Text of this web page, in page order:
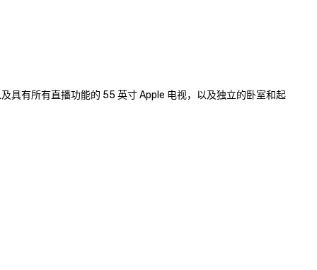
具有所有直播功能的 55 英寸 Apple 电视，以及独立的卧室和起